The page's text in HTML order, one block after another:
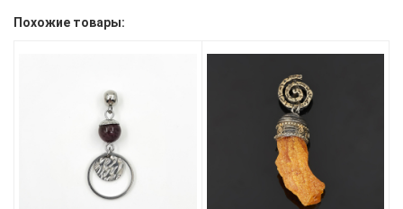
Похожие товары: